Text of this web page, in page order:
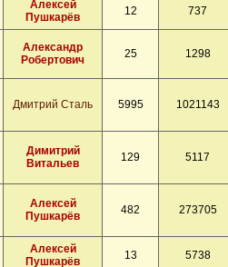
Алексей
Пушкарёв
12 737
Александр
Робертович
25 1298
Дмитрий Сталь 5995 1021143
Димитрий
Витальев
129 5117
Алексей
Пушкарёв
482 273705
Алексей
Пушкарёв
13 5738